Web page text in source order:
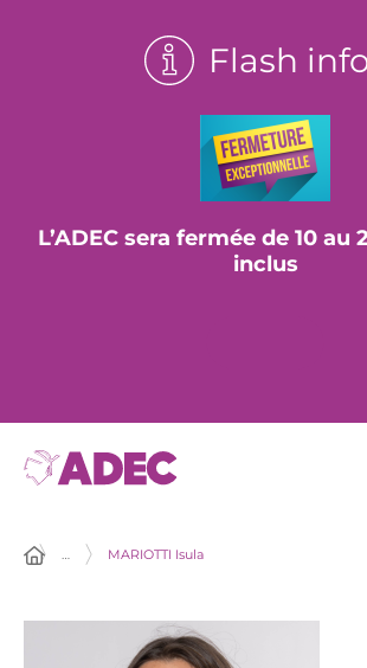
Flash
L’ADEC sera fermée de 10 au
inclus
… MARIOTTI Isula